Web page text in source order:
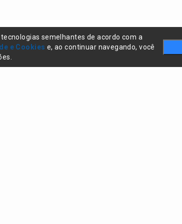
semelhantes de acordo com a
e Cookies e, ao continuar navegando, você